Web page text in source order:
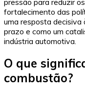
fortalecimento das
uma resposta decisiva
prazo e como um
indústria automotiva.
O que
combustão?